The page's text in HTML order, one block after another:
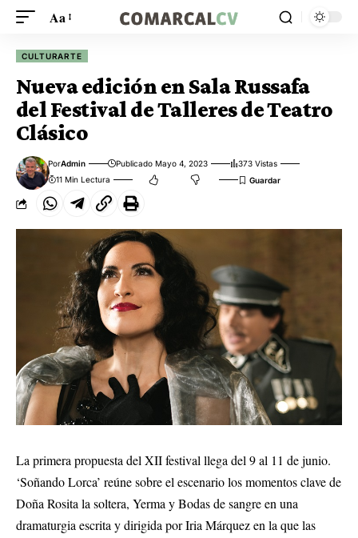
Aa
CULTURARTE
Nueva edición en Sala Russafa
del Festival de Talleres de Teatro
Clásico
PorAdmin Publicado Mayo 4, 2023
373 Vistas
11 Min Lectura
La primera propuesta del XII festival llega del 9 al 11 de junio.
‘Soñando Lorca’ reúne sobre el escenario los momentos clave de
Doña Rosita la soltera, Yerma y Bodas de sangre en una
dramaturgia escrita y dirigida por Iria Márquez en la que las